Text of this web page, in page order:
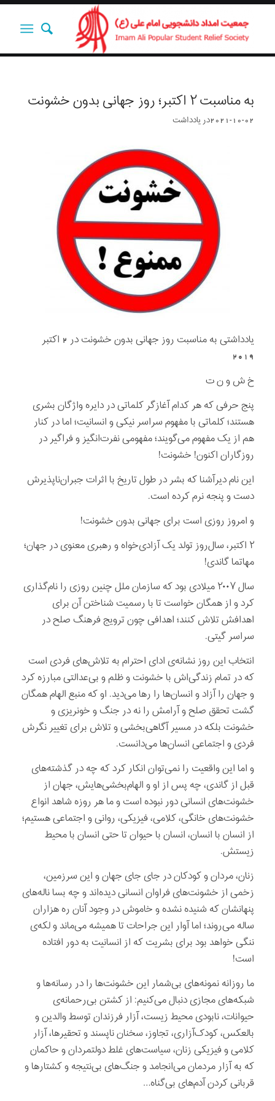
به مناسبت ۲ اکتبر؛ روز جهانی بدون خشونت
2021-10-02دریادداشت‌‌‌‌‌‌‌
یادداشتی به مناسبت روز جهانی بدون خشونت در 2 اکتبر
2019
خ ش و ن ت
پنج حرفی که هر کدام آغازگر کلماتی در دایره واژگان بشری
هستند؛ کلماتی با مفهوم سراسر نیکی و انسانیت؛ اما در کنار
هم از یک مفهوم می‌گویند؛ مفهومی نفرت‌انگیز و فراگیر در
روزگاران اکنون! خشونت!
این نام دیرآشنا که بشر در طول تاریخ با اثرات جبران‌ناپذیرش
دست و پنجه نرم کرده‌ است.
و امروز روزی‌ است برای جهانی بدون خشونت!
۲ اکتبر، سال‌روز تولد یک آزادی‌خواه و رهبری معنوی در جهان؛
مهاتما گاندی!
سال ۲۰۰۷ میلادی بود که سازمان ملل چنین روزی را نام‌گذاری
کرد و از همگان خواست تا با رسمیت شناختن آن برای
اهدافش تلاش کنند؛ اهدافی چون ترویج فرهنگ صلح در
سراسر گیتی.
انتخاب این روز نشانه‌ی ادای احترام به تلاش‌‌های فردی‌ است
که در تمام زندگی‌اش با خشونت و ظلم و بی‌عدالتی مبارزه کرد
و جهان را آزاد و انسان‌ها را رها می‌دید. او که منبع الهام همگان
گشت تحقق صلح و آرامش را نه در جنگ و خونریزی و
خشونت بلکه در مسیر آگاهی‌بخشی و تلاش برای تغییر نگرش
فردی و اجتماعی انسان‌ها می‌دانست.
و اما این واقعیت را نمی‌توان انکار کرد که چه در گذشته‌های
قبل از گاندی، چه پس از او و الهام‌بخشی‌هایش، جهان از
خشونت‌های انسانی دور نبوده است و ما هر روزه شاهد انواع
خشونت‌های خانگی، کلامی، فیزیکی، روانی و اجتماعی هستیم؛
از انسان با انسان، انسان با حیوان تا حتی انسان با محیط
زیستش.
زنان، مردان و کودکان در جای جای جهان و این سرزمین،
زخمی از خشونت‌های فراوان انسانی دیده‌اند و چه بسا ناله‌های
پنهانشان که شنیده ‌نشده‌ و خاموش در وجود آنان ره هزاران
ساله می‌روند؛ اما آوار این جراحات تا همیشه می‌ماند و لکه‌ی
ننگی خواهد بود برای بشریت که از انسانیت به دور افتاده‌
است!
ما روزانه نمونه‌های بی‌شمار این خشونت‌ها را در رسانه‌ها و
شبکه‌های مجازی دنبال می‌کنیم: از کشتن بی‌رحمانه‌ی
حیوانات، نابودی محیط زیست، آزار فرزندان توسط والدین و
بالعکس، کودک‌آزاری، تجاوز، سخنان ناپسند و تحقیرها، آزار
کلامی و فیزیکی زنان، سیاست‌های غلط دولتمردان و حاکمان
که به آزار مردمان می‌انجامد و جنگ‌های بی‌نتیجه و کشتارها و
قربانی کردن آدم‌های بی‌گناه…